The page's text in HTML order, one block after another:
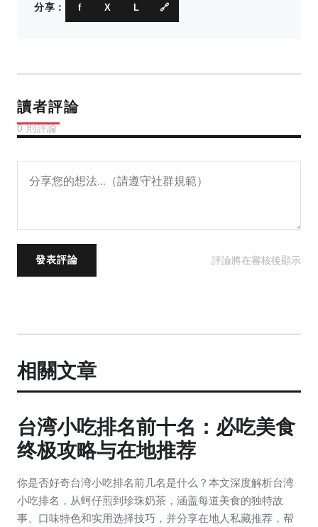
分享： f X L 🔗
讀者評論
0 則評論
發表評論 評論將在審核後顯示
相關文章
台湾小吃排名前十名：必吃美食
终极攻略与在地推荐
你是否好奇台湾小吃排名前几名是什么？本文深度解析台湾
小吃排名，从蚵仔煎到珍珠奶茶，涵盖每道美食的独特故
事、口味特色和实用选择技巧，并分享在地人私藏推荐，帮